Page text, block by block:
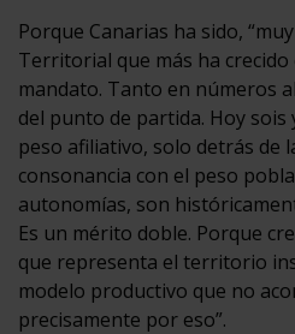
Porque Canarias ha sido,
Territorial que más ha
mandato. Tanto en números
del punto de partida. Hoy
peso afiliativo, solo detrás de
consonancia con el peso
autonomías, son
Es un mérito doble. Porque
que representa el territorio
modelo productivo que no
precisamente por eso”.